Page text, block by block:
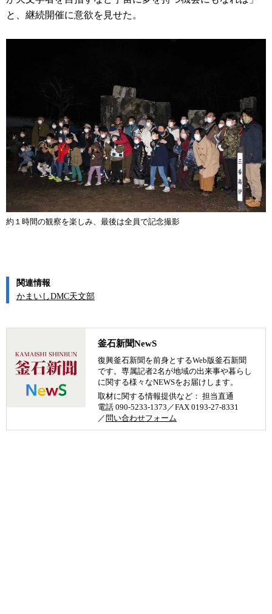
と、継続開催に意欲を見せた。
約１時間の観察を楽しみ、最後は全員で記念撮影
関連情報
かまいしDMC天文部
釜石新聞NewS
復興釜石新聞を前身とするWeb版釜石新聞
です。専属記者2名が地域の出来事や暮らし
に関する様々なNEWSをお届けします。
取材に関する情報提供など： 担当直通
電話 090-5233-1373／FAX 0193-27-8331
／ 問い合わせフォーム